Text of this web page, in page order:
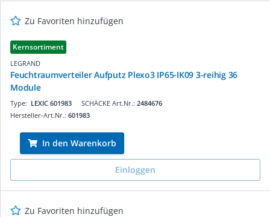
Zu Favoriten hinzufügen
Kernsortiment
LEGRAND
Feuchtraumverteiler Aufputz Plexo3 IP65-IK09 3-reihig 36
Module
SCHÄCKE Art.Nr.: 2484676
Type: LEXIC 601983
Hersteller-Art.Nr.: 601983
In den Warenkorb
Einloggen
Zu Favoriten hinzufügen